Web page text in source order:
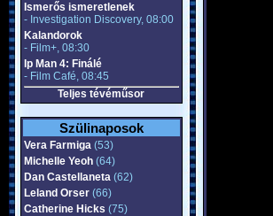
Ismerős ismeretlenek
- Investigation Discovery, 08:00
Kalandorok
- Film+, 08:30
Ip Man 4: Finálé
- Film Café, 08:45
Teljes tévéműsor
Szülinaposok
Vera Farmiga(53)
Michelle Yeoh(64)
Dan Castellaneta(62)
Leland Orser(66)
Catherine Hicks (75)